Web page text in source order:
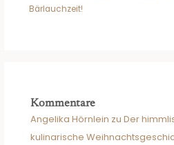
Bärlauchzeit!
Kommentare
Angelika Hörnlein zuDer
kulinarische